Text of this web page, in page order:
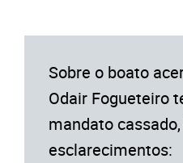
Sobre o boato
Odair Fogueteiro
mandato
esclarecimentos: